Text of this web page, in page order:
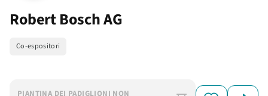
Robert Bosch AG
Co-espositori
PIANTINA DEI PADIGLIONI NON